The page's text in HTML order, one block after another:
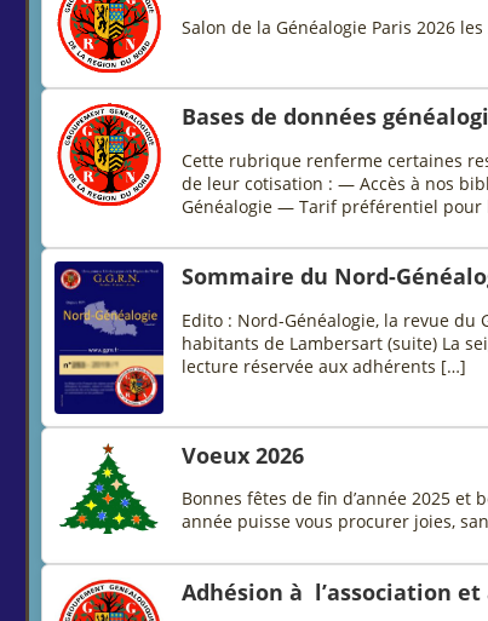
Salon de la Généalogie Paris 2026
Bases de données
Cette rubrique renferme certaines
de leur cotisation : — Accès à nos
Généalogie — Tarif préférentiel pour
Sommaire du Nord-
Edito : Nord-Généalogie, la revue du
habitants de Lambersart (suite) La
lecture réservée aux adhérents […]
Voeux 2026
Bonnes fêtes de fin d’année 2025 et
année puisse vous procurer joies,
Adhésion à l’association